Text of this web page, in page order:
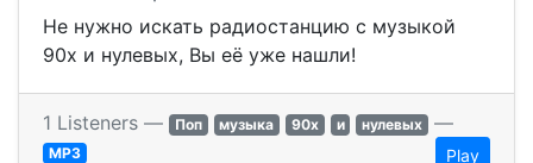
Не нужно искать радиостанцию с музыкой
90х и нулевых, Вы её уже нашли!
1 Listeners — Поп музыка 90х и нулевых —
MP3 Play